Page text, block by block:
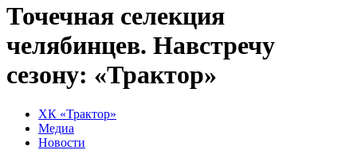
Точечная селекция
челябинцев. Навстречу
сезону: «Трактор»
ХК «Трактор»
Медиа
Новости